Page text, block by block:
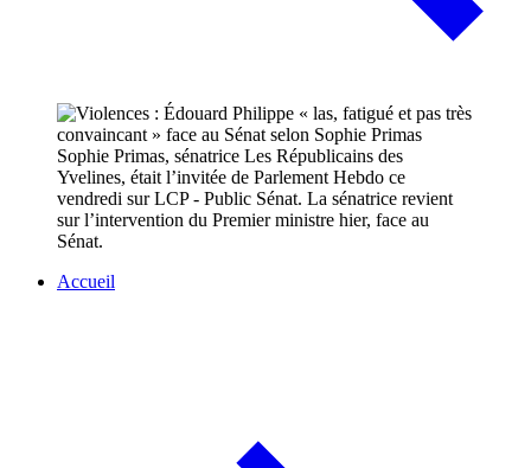
Sophie Primas, sénatrice Les Républicains des
Yvelines, était l’invitée de Parlement Hebdo ce
vendredi sur LCP - Public Sénat. La sénatrice revient
sur l’intervention du Premier ministre hier, face au
Sénat.
Accueil